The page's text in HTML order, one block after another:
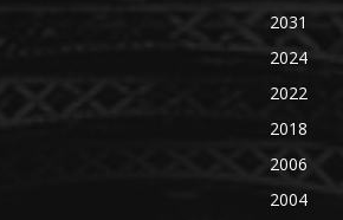
2031
2024
2022
2018
2006
2004